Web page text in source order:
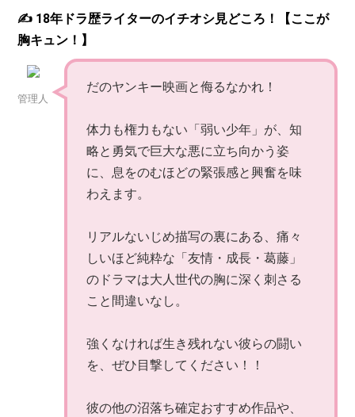
✍️ 18年ドラ歴ライターのイチオシ見どころ！【ここが
胸キュン！】
管理人
だのヤンキー映画と侮るなかれ！
体力も権力もない「弱い少年」が、知
略と勇気で巨大な悪に立ち向かう姿
に、息をのむほどの緊張感と興奮を味
わえます。
リアルないじめ描写の裏にある、痛々
しいほど純粋な「友情・成長・葛藤」
のドラマは大人世代の胸に深く刺さる
こと間違いなし。
強くなければ生き残れない彼らの闘い
を、ぜひ目撃してください！！
彼の他の沼落ち確定おすすめ作品や、